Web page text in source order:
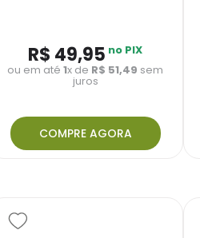
R$ 49,95 no PIX
ou em até1x de R$ 51,49 sem
juros
COMPRE AGORA